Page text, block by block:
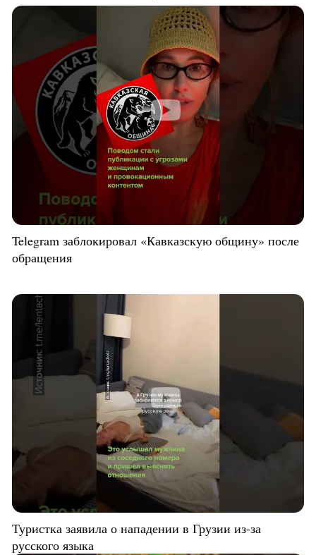
Telegram заблокировал «Кавказскую общину» после
обращения
Туристка заявила о нападении в Грузии из-за
русского языка